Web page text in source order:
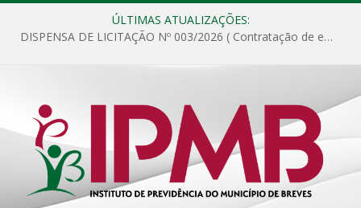
ÚLTIMAS ATUALIZAÇÕES:
DISPENSA DE LICITAÇÃO Nº 003/2026 ( Contratação de empresa para fornecimento de gêneros alimentícios não perecíveis, materiais de expediente, descartáveis, copa e cozinha, para análise e posterior publicação.)